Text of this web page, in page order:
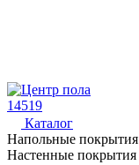
14519
Каталог
Напольные покрытия
Настенные покрытия